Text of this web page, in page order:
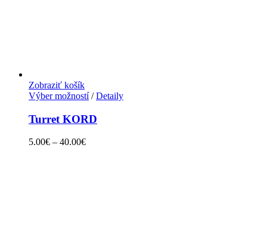
Zobraziť košík
Výber možností/ Detaily
Turret KORD
5.00€ – 40.00€